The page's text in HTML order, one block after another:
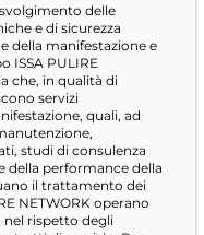
delle
e di sicurezza
della manifestazione e
ISSA PULIRE
che, in qualità di
servizi
quali, ad
studi di consulenza
della performance della
il trattamento dei
NETWORK operano
rispetto degli